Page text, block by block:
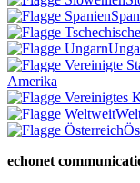
Amerika
echonet